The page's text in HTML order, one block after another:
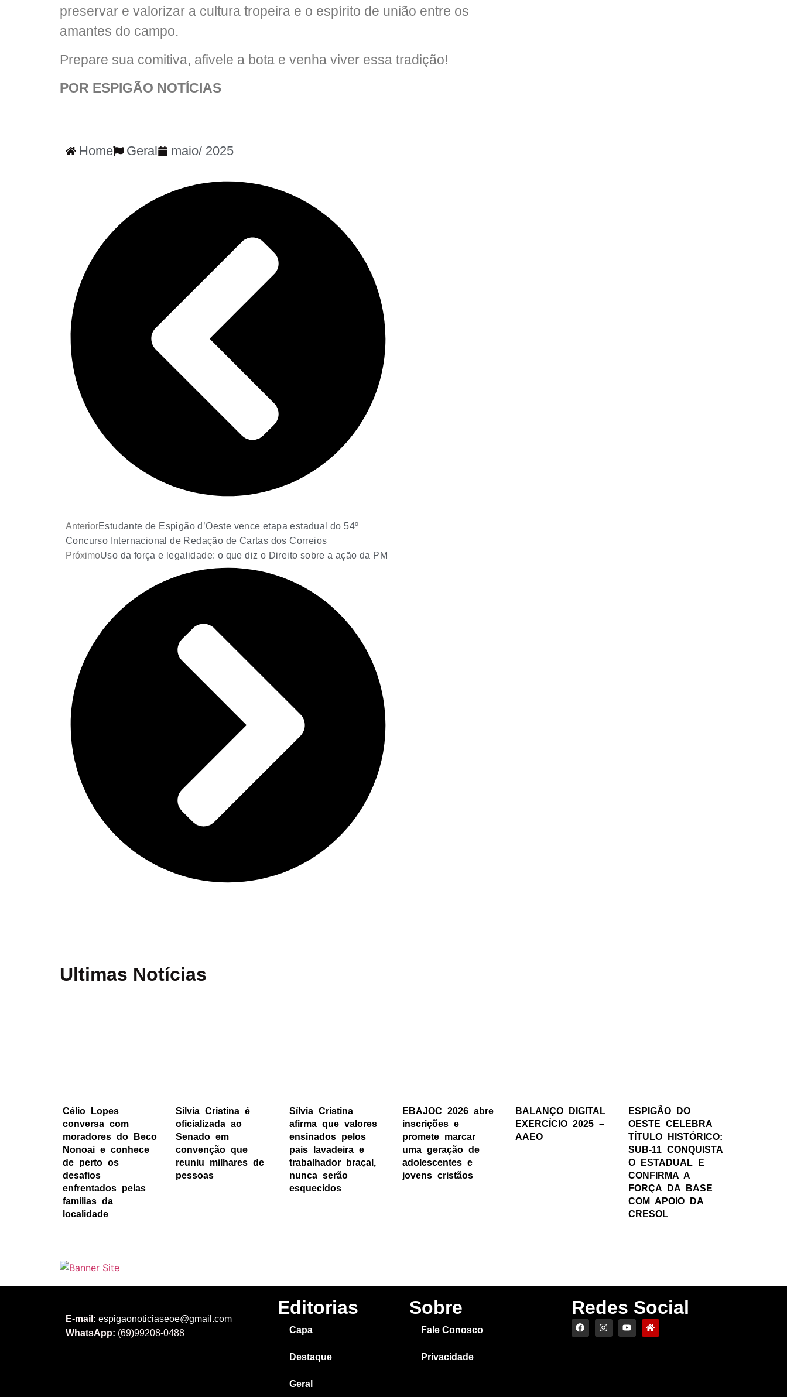
preservar e valorizar a cultura tropeira e o espírito de união entre os
amantes do campo.
Prepare sua comitiva, afivele a bota e venha viver essa tradição!
POR ESPIGÃO NOTÍCIAS
Home Geral maio/ 2025
AnteriorEstudante de Espigão d’Oeste vence etapa estadual do 54º
Concurso Internacional de Redação de Cartas dos Correios
PróximoUso da força e legalidade: o que diz o Direito sobre a ação da PM
Ultimas Notícias
Célio Lopes
conversa com
moradores do Beco
Nonoai e conhece
de perto os
desafios
enfrentados pelas
famílias da
localidade
Sílvia Cristina é
oficializada ao
Senado em
convenção que
reuniu milhares de
pessoas
Sílvia Cristina
afirma que valores
ensinados pelos
pais lavadeira e
trabalhador braçal,
nunca serão
esquecidos
EBAJOC 2026 abre
inscrições e
promete marcar
uma geração de
adolescentes e
jovens cristãos
BALANÇO DIGITAL
EXERCÍCIO 2025 –
AAEO
ESPIGÃO DO
OESTE CELEBRA
TÍTULO HISTÓRICO:
SUB-11 CONQUISTA
O ESTADUAL E
CONFIRMA A
FORÇA DA BASE
COM APOIO DA
CRESOL
E-mail: espigaonoticiaseoe@gmail.com
WhatsApp: (69)99208-0488
Editorias
Capa
Destaque
Geral
Sobre
Fale Conosco
Privacidade
Redes Social